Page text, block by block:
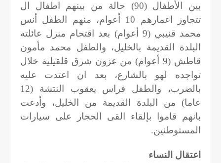
بين الأطفال (90) حالة من بينهم اطفال ال
تتجاوز اعمارهم 10 أعوام، منهم الطفل أنس
محمد قنيبي (9 أعوام) بعد اقتحام منزل عائلته
البلدة القديمة بالخليل، والطفل محمد مأمون
قاطش (9 أعوام) من عزون شرق قلقيلية خلال
تواجده لهو بالشارع، بعد ان اعتدت عليه
بالضرب، والطفل فراس يعقوب النتشة (12
عاما) من البلدة القديمة من الخليل، وأدعت
بانهم قاموا بإلقاء القى الحجار على سيارات
المستوطنين.
اعتقال النساء